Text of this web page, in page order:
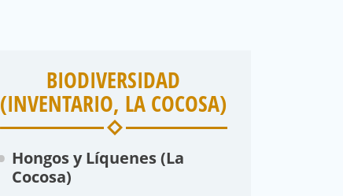
BIODIVERSIDAD
(INVENTARIO, LA COCOSA)
Hongos y Líquenes (La
Cocosa)